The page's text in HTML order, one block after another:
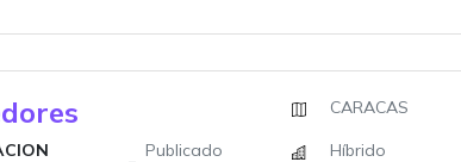
Publicado
CARACAS
Híbrido